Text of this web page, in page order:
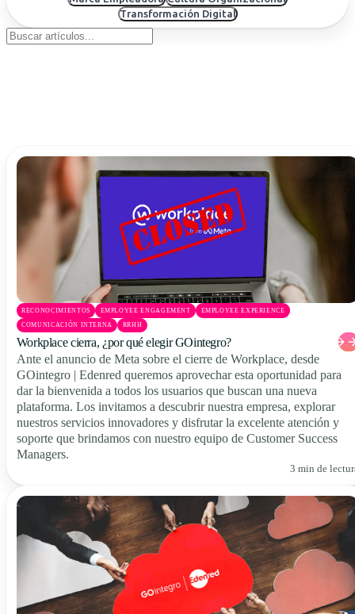
USA
Transformación Digital
RECONOCIMIENTOS EMPLOYEE ENGAGEMENT EMPLOYEE EXPERIENCE
COMUNICACIÓN INTERNA RRHH
Workplace cierra, ¿por qué elegir GOintegro?
Ante el anuncio de Meta sobre el cierre de Workplace, desde
GOintegro | Edenred queremos aprovechar esta oportunidad para
dar la bienvenida a todos los usuarios que buscan una nueva
plataforma. Los invitamos a descubrir nuestra empresa, explorar
nuestros servicios innovadores y disfrutar la excelente atención y
soporte que brindamos con nuestro equipo de Customer Success
Managers.
3 min de